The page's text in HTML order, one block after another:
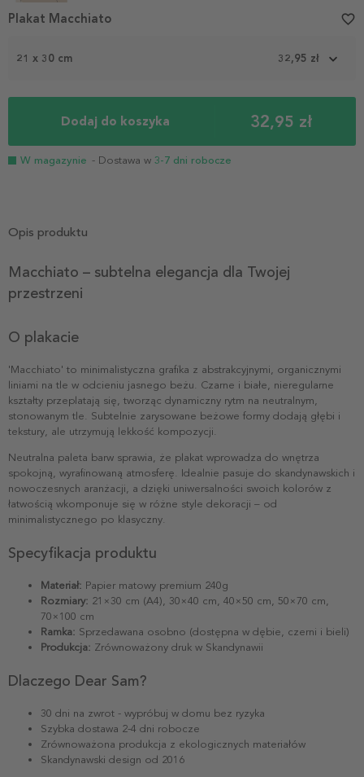
1
21 x 30 cm 32,95 zł
Dodaj do koszyka 32,95 zł
W magazynie - Dostawa w 3-7 dni robocze
Plakat Macchiato favorite_border
Opis produktu
Macchiato – subtelna elegancja dla Twojej
przestrzeni
O plakacie
'Macchiato' to minimalistyczna grafika z abstrakcyjnymi, organicznymi
liniami na tle w odcieniu jasnego beżu. Czarne i białe, nieregularne
kształty przeplatają się, tworząc dynamiczny rytm na neutralnym,
stonowanym tle. Subtelnie zarysowane beżowe formy dodają głębi i
tekstury, ale utrzymują lekkość kompozycji.
Neutralna paleta barw sprawia, że plakat wprowadza do wnętrza
spokojną, wyrafinowaną atmosferę. Idealnie pasuje do skandynawskich i
nowoczesnych aranżacji, a dzięki uniwersalności swoich kolorów z
łatwością wkomponuje się w różne style dekoracji – od
minimalistycznego po klasyczny.
Specyfikacja produktu
Materiał: Papier matowy premium 240g
Rozmiary: 21×30 cm (A4), 30×40 cm, 40×50 cm, 50×70 cm,
70×100 cm
Ramka: Sprzedawana osobno (dostępna w dębie, czerni i bieli)
Produkcja: Zrównoważony druk w Skandynawii
Dlaczego Dear Sam?
30 dni na zwrot - wypróbuj w domu bez ryzyka
Szybka dostawa 2-4 dni robocze
Zrównoważona produkcja z ekologicznych materiałów
Skandynawski design od 2016